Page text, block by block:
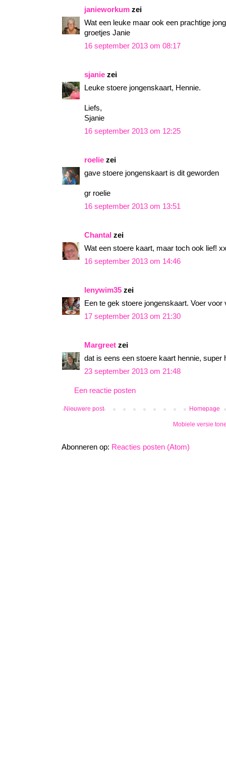
janieworkum zei
Wat een leuke maar ook een prachtige
groetjes Janie
16 september 2013 om 08:17
sjanie zei
Leuke stoere jongenskaart, Hennie.
Liefs,
Sjanie
16 september 2013 om 12:25
roelie zei
gave stoere jongenskaart is dit geworden
gr roelie
16 september 2013 om 13:51
Chantal zei
Wat een stoere kaart, maar toch ook lief!
16 september 2013 om 14:46
lenywim35 zei
Een te gek stoere jongenskaart. Voer
17 september 2013 om 21:30
Margreet zei
dat is eens een stoere kaart hennie, super
23 september 2013 om 21:48
Een reactie posten
Nieuwere post Homepage
Mobiele versie
Abonneren op: Reacties posten (Atom)